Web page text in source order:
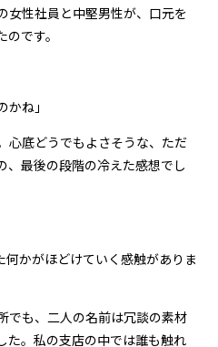
女性社員と中堅男性が、口元を
です。
かね」
心底どうでもよさそうな、ただ
、最後の段階の冷えた感想でし
何かがほどけていく感触がありま
でも、二人の名前は冗談の素材
た。私の支店の中では誰も触れ